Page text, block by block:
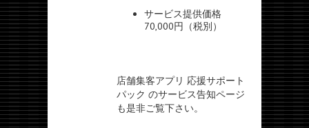
サービス提供価格
70,000円（税別）
店舗集客アプリ 応援サポート
パック のサービス告知ページ
も是非ご覧下さい。